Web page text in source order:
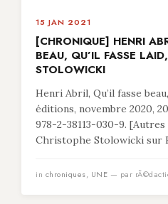
15 JAN 2021
[CHRONIQUE] HENRI
BEAU, QU’IL FASSE
STOLOWICKI
Henri Abril, Qu’il fasse
éditions, novembre 2020,
978-2-38113-030-9.
Christophe Stolowicki sur
in chroniques, UNE — par